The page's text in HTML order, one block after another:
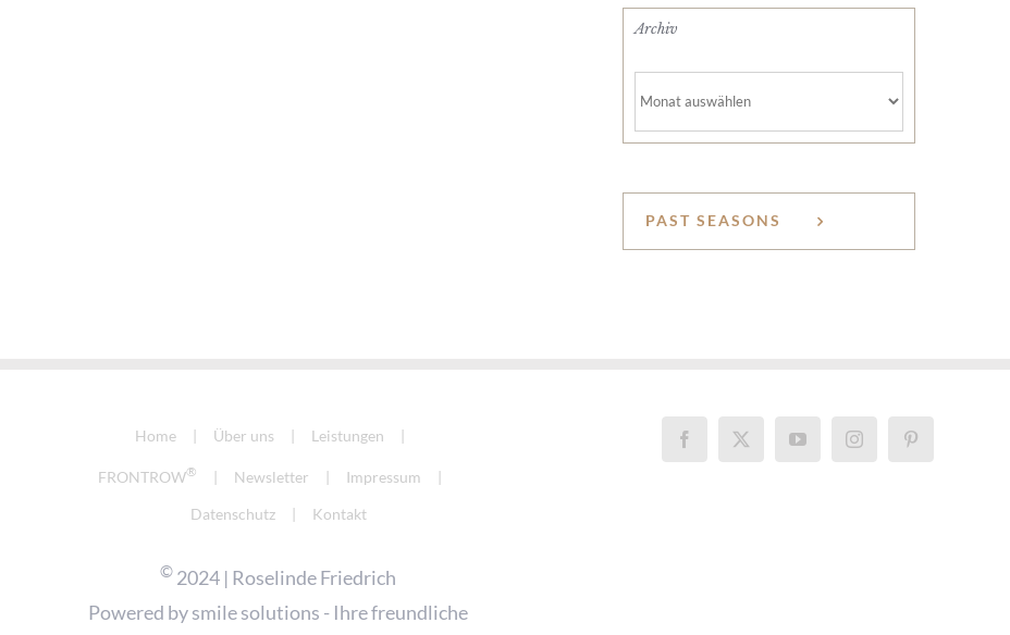
Archiv
PAST SEASONS
Home Über uns Leistungen
FRONTROW® Newsletter
Impressum
Datenschutz
Kontakt
© 2024 | Roselinde Friedrich
Powered bysmile solutions - Ihre freundliche